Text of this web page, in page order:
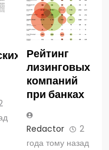
Рейтинг
лизинговых
компаний
при банках
Redactor
2
года тому назад